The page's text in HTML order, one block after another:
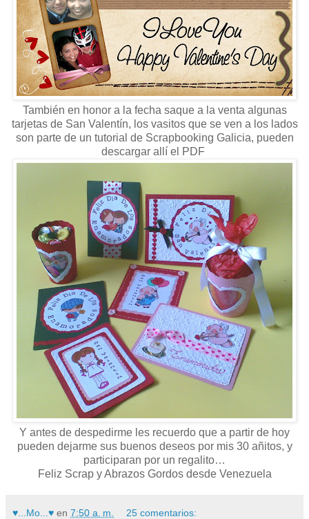
También en honor a la fecha saque a la venta algunas
tarjetas de San Valentín, los vasitos que se ven a los lados
son parte de un tutorial de Scrapbooking Galicia, pueden
descargar allí el PDF
Y antes de despedirme les recuerdo que a partir de hoy
pueden dejarme sus buenos deseos por mis 30 añitos, y
participaran por un regalito…
Feliz Scrap y Abrazos Gordos desde Venezuela
♥...Mo...♥ en 7:50 a. m. 25 comentarios: